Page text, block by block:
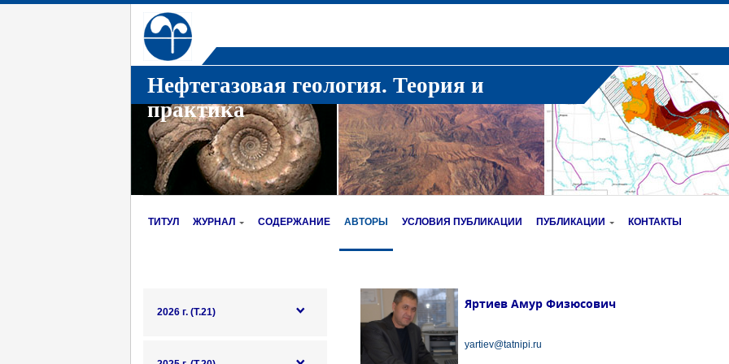
Нефтегазовая геология. Теория и
практика
ТИТУЛ ЖУРНАЛ СОДЕРЖАНИЕ АВТОРЫ УСЛОВИЯ ПУБЛИКАЦИИ ПУБЛИКАЦИИ КОНТАКТЫ
2026 г. (Т.21)
Яртиев Амур Физюсович
yartiev@tatnipi.ru